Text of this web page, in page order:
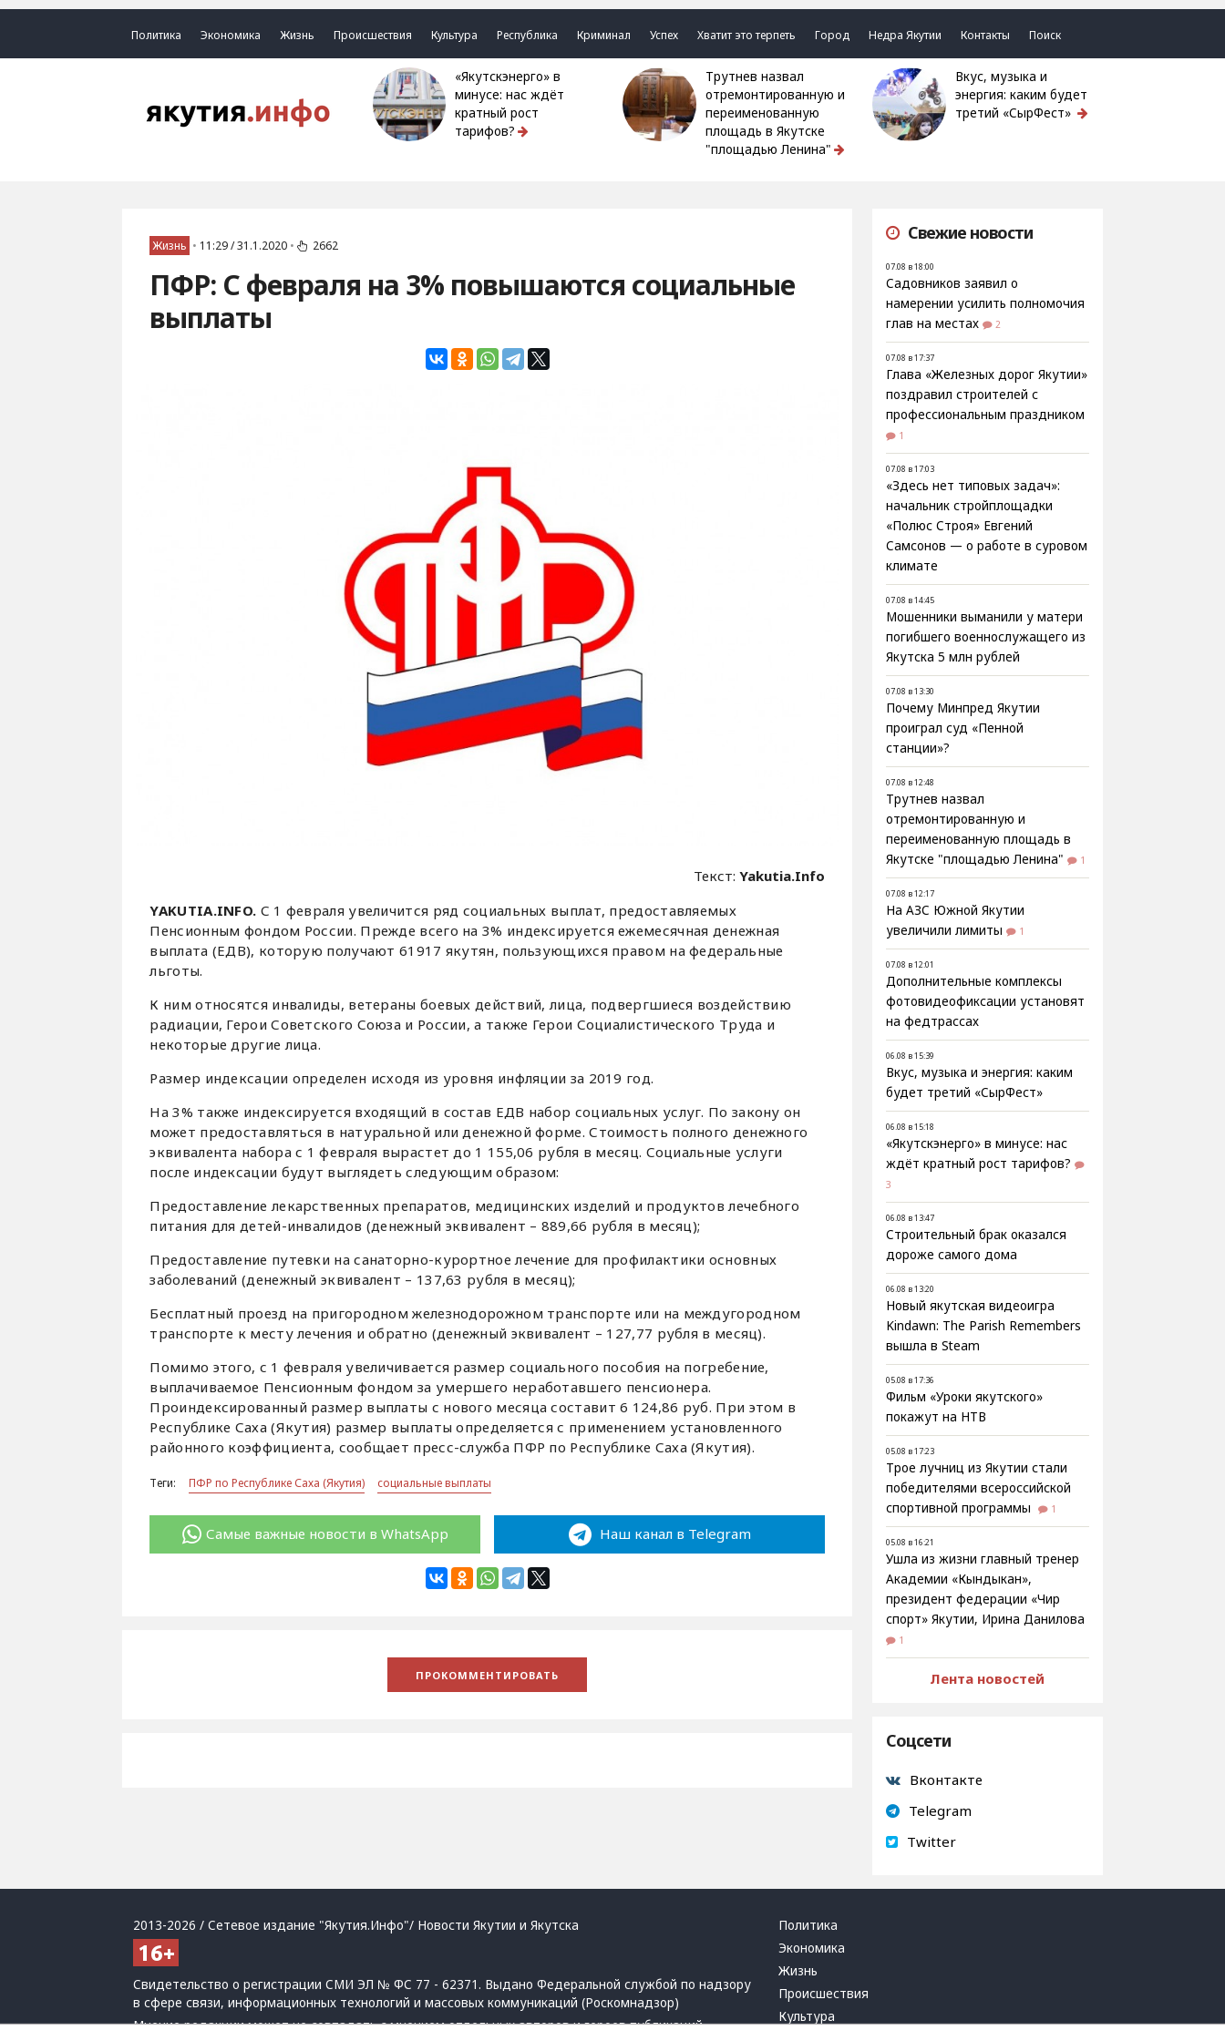
Политика Экономика Жизнь Происшествия Культура Республика Криминал Успех Хватит это терпеть Город Недра Якутии Контакты Поиск
«Якутскэнерго» в
минусе: нас ждёт
кратный рост
тарифов?
Трутнев назвал
отремонтированную и
переименованную
площадь в Якутске
"площадью Ленина"
Вкус, музыка и
энергия: каким будет
третий «СырФест»
Жизнь • 11:29 / 31.1.2020 • 2662
ПФР: С февраля на 3% повышаются социальные
выплаты
Текст:Yakutia.Info
YAKUTIA.INFO. С 1 февраля увеличится ряд социальных выплат, предоставляемых
Пенсионным фондом России. Прежде всего на 3% индексируется ежемесячная денежная
выплата (ЕДВ), которую получают 61917 якутян, пользующихся правом на федеральные
льготы.
К ним относятся инвалиды, ветераны боевых действий, лица, подвергшиеся воздействию
радиации, Герои Советского Союза и России, а также Герои Социалистического Труда и
некоторые другие лица.
Размер индексации определен исходя из уровня инфляции за 2019 год.
На 3% также индексируется входящий в состав ЕДВ набор социальных услуг. По закону он
может предоставляться в натуральной или денежной форме. Стоимость полного денежного
эквивалента набора с 1 февраля вырастет до 1 155,06 рубля в месяц. Социальные услуги
после индексации будут выглядеть следующим образом:
Предоставление лекарственных препаратов, медицинских изделий и продуктов лечебного
питания для детей-инвалидов (денежный эквивалент – 889,66 рубля в месяц);
Предоставление путевки на санаторно-курортное лечение для профилактики основных
заболеваний (денежный эквивалент – 137,63 рубля в месяц);
Бесплатный проезд на пригородном железнодорожном транспорте или на междугородном
транспорте к месту лечения и обратно (денежный эквивалент – 127,77 рубля в месяц).
Помимо этого, с 1 февраля увеличивается размер социального пособия на погребение,
выплачиваемое Пенсионным фондом за умершего неработавшего пенсионера.
Проиндексированный размер выплаты с нового месяца составит 6 124,86 руб. При этом в
Республике Саха (Якутия) размер выплаты определяется с применением установленного
районного коэффициента, сообщает пресс-служба ПФР по Республике Саха (Якутия).
Теги: ПФР по Республике Саха (Якутия) социальные выплаты
Самые важные новости в WhatsApp Наш канал в Telegram
Свежие новости
07.08 в 18:00
Садовников заявил о
намерении усилить полномочия
глав на местах
2
07.08 в 17:37
Глава «Железных дорог Якутии»
поздравил строителей с
профессиональным праздником
1
07.08 в 17:03
«Здесь нет типовых задач»:
начальник стройплощадки
«Полюс Строя» Евгений
Самсонов — о работе в суровом
климате
07.08 в 14:45
Мошенники выманили у матери
погибшего военнослужащего из
Якутска 5 млн рублей
07.08 в 13:30
Почему Минпред Якутии
проиграл суд «Пенной
станции»?
07.08 в 12:48
Трутнев назвал
отремонтированную и
переименованную площадь в
Якутске "площадью Ленина"
1
07.08 в 12:17
На АЗС Южной Якутии
увеличили лимиты
1
07.08 в 12:01
Дополнительные комплексы
фотовидеофиксации установят
на федтрассах
06.08 в 15:39
Вкус, музыка и энергия: каким
будет третий «СырФест»
06.08 в 15:18
«Якутскэнерго» в минусе: нас
ждёт кратный рост тарифов?
3
06.08 в 13:47
Строительный брак оказался
дороже самого дома
06.08 в 13:20
Новый якутская видеоигра
Kindawn: The Parish Remembers
вышла в Steam
05.08 в 17:36
Фильм «Уроки якутского»
покажут на НТВ
05.08 в 17:23
Трое лучниц из Якутии стали
победителями всероссийской
спортивной программы
1
05.08 в 16:21
Ушла из жизни главный тренер
Академии «Кындыкан»,
президент федерации «Чир
спорт» Якутии, Ирина Данилова
1
Лента новостей
Соцсети
Вконтакте
Telegram
Twitter
2013-2026 / Сетевое издание "Якутия.Инфо"/ Новости Якутии и Якутска
Свидетельство о регистрации СМИ ЭЛ № ФС 77 - 62371. Выдано Федеральной службой по надзору
в сфере связи, информационных технологий и массовых коммуникаций (Роскомнадзор)
Мнение редакции может не совпадать с мнением отдельных авторов и героев публикаций.
Политика
Экономика
Жизнь
Происшествия
Культура